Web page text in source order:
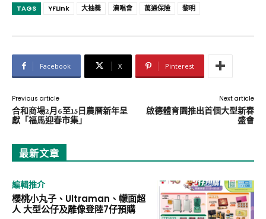
TAGS YFLink 大抽獎 演唱會 萬通保險 黎明
Facebook X Pinterest
Previous article
合和商場2月6至15日農曆新年呈
獻「福馬迎春市集」
Next article
啟德體育園推出首個大型新春
盛會
最新文章
編輯推介
櫻桃小丸子、Ultraman、幪面超
人 大型公仔及雕像登陸7仔預購